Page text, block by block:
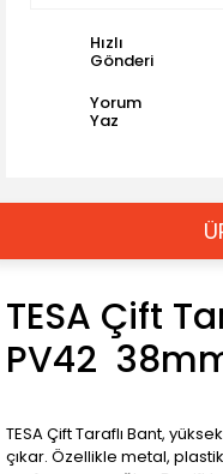
Hızlı
Gönderi
Yorum
Yaz
TESA Çift
PV42
TESA Çift Taraflı Bant,
çıkar. Özellikle metal,